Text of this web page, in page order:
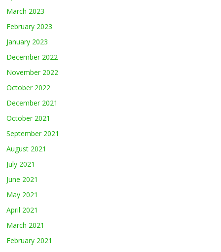
March 2023
February 2023
January 2023
December 2022
November 2022
October 2022
December 2021
October 2021
September 2021
August 2021
July 2021
June 2021
May 2021
April 2021
March 2021
February 2021